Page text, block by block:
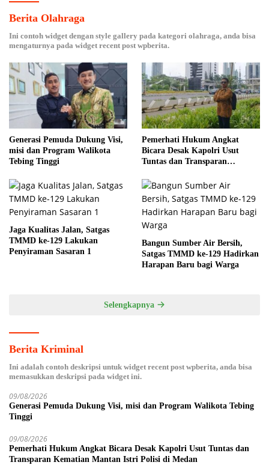
Berita Olahraga
Ini contoh widget dengan style gallery pada kategori olahraga, anda bisa
mengaturnya pada widget recent post wpberita.
Generasi Pemuda Dukung Visi,
misi dan Program Walikota
Tebing Tinggi
Pemerhati Hukum Angkat
Bicara Desak Kapolri Usut
Tuntas dan Transparan
Medan
Jaga Kualitas Jalan, Satgas
TMMD ke-129 Lakukan
Penyiraman Sasaran 1
Bangun Sumber Air Bersih,
Satgas TMMD ke-129 Hadirkan
Harapan Baru bagi Warga
Selengkapnya
Berita Kriminal
Ini adalah contoh deskripsi untuk widget recent post wpberita, anda bisa
memasukkan deskripsi pada widget ini.
09/08/2026
Generasi Pemuda Dukung Visi, misi dan Program Walikota Tebing
Tinggi
09/08/2026
Pemerhati Hukum Angkat Bicara Desak Kapolri Usut Tuntas dan
Transparan Kematian Mantan Istri Polisi di Medan